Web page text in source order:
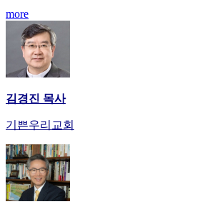
more
김경진 목사
기쁜우리교회